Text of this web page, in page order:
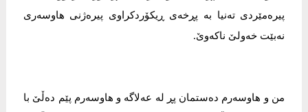
پیرەمێردی تەنیا بە پڕخەی ڕیکۆردکراوی پیرەژنی هاوسەری
نەبێت خەولێ ناکەوێ.
من و هاوسەرم دەستمان پڕ لە عەلاگە و هاوسەرم پێم دەڵێ با